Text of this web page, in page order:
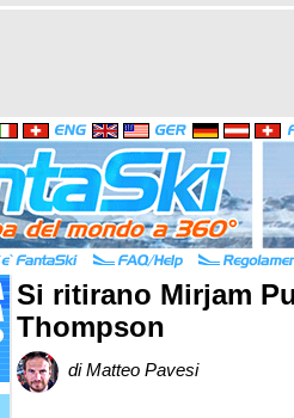
Si ritirano Mirjam
Thompson
di Matteo Pavesi